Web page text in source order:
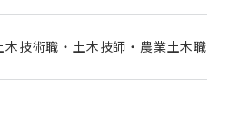
木技術職・土木技師・農業土木職